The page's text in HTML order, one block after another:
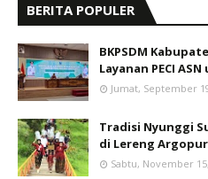
BERITA POPULER
BKPSDM
Layanan PECI
Jumat, September
Tradisi Nyunggi
di Lereng
Sabtu, November